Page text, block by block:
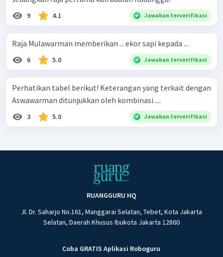
9 4.1 Jawaban terverifikasi
Raja Mulawarman memberikan ... ekor sapi kepada ...
6 5.0 Jawaban terverifikasi
Perhatikan tabel berikut! Keterangan yang terkait dengan
Aswawarman ditunjukkan oleh kombinasi ....
3 5.0 Jawaban terverifikasi
RUANGGURU HQ
Jl. Dr. Saharjo No.161, Manggarai Selatan, Tebet, Kota Jakarta
Selatan, Daerah Khusus Ibukota Jakarta 12860
Coba GRATIS Aplikasi Roboguru